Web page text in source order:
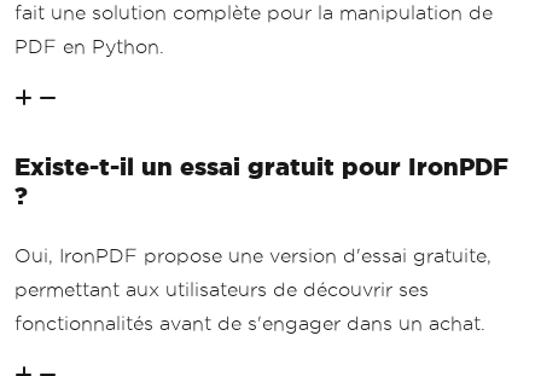
fait une solution complète pour la manipulation de
PDF en Python.
Existe-t-il un essai gratuit pour IronPDF
?
Oui, IronPDF propose une version d'essai gratuite,
permettant aux utilisateurs de découvrir ses
fonctionnalités avant de s'engager dans un achat.